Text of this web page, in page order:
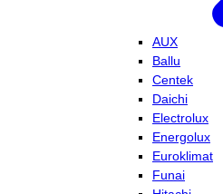
AUX
Ballu
Centek
Daichi
Electrolux
Energolux
Euroklimat
Funai